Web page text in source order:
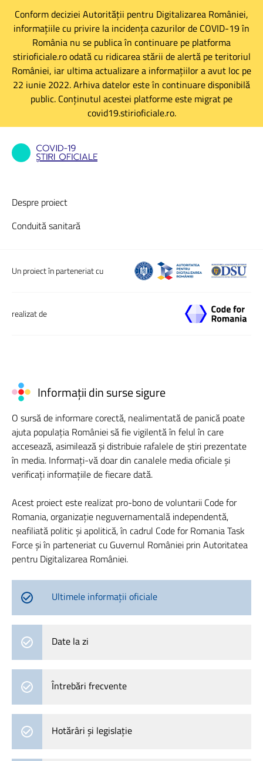
Conform deciziei Autorității pentru Digitalizarea României,
informațiile cu privire la incidența cazurilor de COVID-19 în
România nu se publica în continuare pe platforma
stirioficiale.ro odată cu ridicarea stării de alertă pe teritoriul
României, iar ultima actualizare a informațiilor a avut loc pe
22 iunie 2022. Arhiva datelor este în continuare disponibilă
public. Conținutul acestei platforme este migrat pe
covid19.stirioficiale.ro.
Despre proiect
Conduită sanitară
Un proiect în parteneriat cu
realizat de
Informații din surse sigure
O sursă de informare corectă, nealimentată de panică poate
ajuta populația României să fie vigilentă în felul în care
accesează, asimilează și distribuie rafalele de știri prezentate
în media. Informați-vă doar din canalele media oficiale și
verificați informațiile de fiecare dată.
Acest proiect este realizat pro-bono de voluntarii Code for
Romania, organizație neguvernamentală independentă,
neafiliată politic și apolitică, în cadrul Code for Romania Task
Force și în parteneriat cu Guvernul României prin Autoritatea
pentru Digitalizarea României.
Ultimele informații oficiale
Date la zi
Întrebări frecvente
Hotărâri și legislație